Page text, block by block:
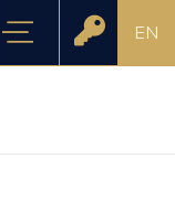
EN